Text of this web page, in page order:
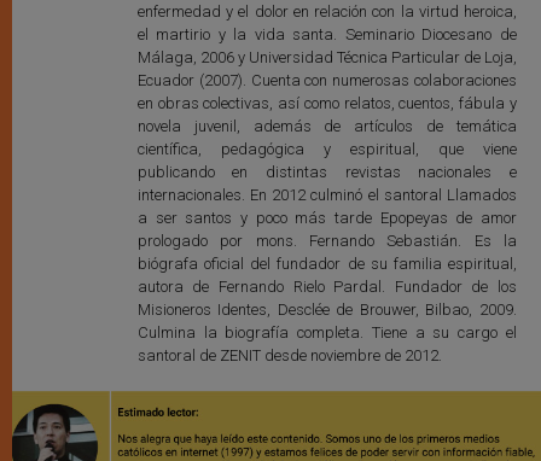
enfermedad y el dolor en relación con la virtud heroica,
el martirio y la vida santa. Seminario Diocesano de
Málaga, 2006 y Universidad Técnica Particular de Loja,
Ecuador (2007). Cuenta con numerosas colaboraciones
en obras colectivas, así como relatos, cuentos, fábula y
novela juvenil, además de artículos de temática
científica, pedagógica y espiritual, que viene
publicando en distintas revistas nacionales e
internacionales. En 2012 culminó el santoral Llamados
a ser santos y poco más tarde Epopeyas de amor
prologado por mons. Fernando Sebastián. Es la
biógrafa oficial del fundador de su familia espiritual,
autora de Fernando Rielo Pardal. Fundador de los
Misioneros Identes, Desclée de Brouwer, Bilbao, 2009.
Culmina la biografía completa. Tiene a su cargo el
santoral de ZENIT desde noviembre de 2012.